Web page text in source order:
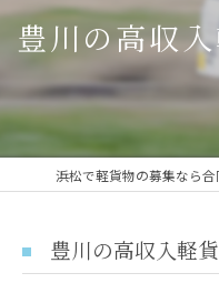
豊川の高収
豊川の高収入軽